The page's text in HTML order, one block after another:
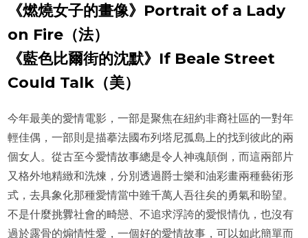
《燃燒女子的畫像》Portrait of a Lady
on Fire（法）
《藍色比爾街的沈默》If Beale Street
Could Talk（美）
今年最美的愛情電影，一部是聚焦在紐約非裔社區的一對年
輕佳偶，一部則是描摹法國布列塔尼孤島上的找到彼此的兩
個女人。從古至今愛情故事總是令人神魂顛倒，而這兩部片
又格外地精緻和洗煉，分別透過爵士樂和油彩畫兩種藝術形
式，去具象化那種愛情當中雖千萬人吾往矣的勇氣和盼望。
不是什麼挑釁社會的畸戀、不追求浮誇的愛恨情仇，也沒有
過於露骨的煽情性愛，一個好的愛情故事，可以如此簡單而